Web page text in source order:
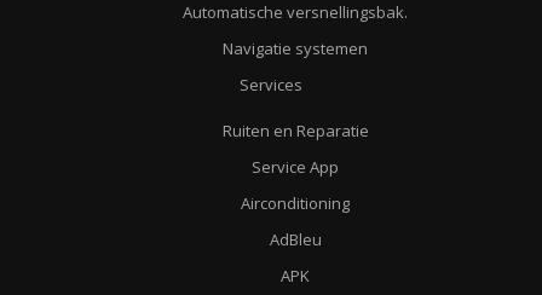
Automatische versnellingsbak.
Navigatie systemen
Services
Ruiten en Reparatie
Service App
Airconditioning
AdBleu
APK